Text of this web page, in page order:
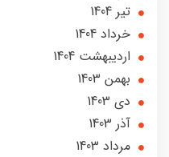
تير 1404
خرداد 1404
ارديبهشت 1404
بهمن 1403
دی 1403
آذر 1403
مرداد 1403